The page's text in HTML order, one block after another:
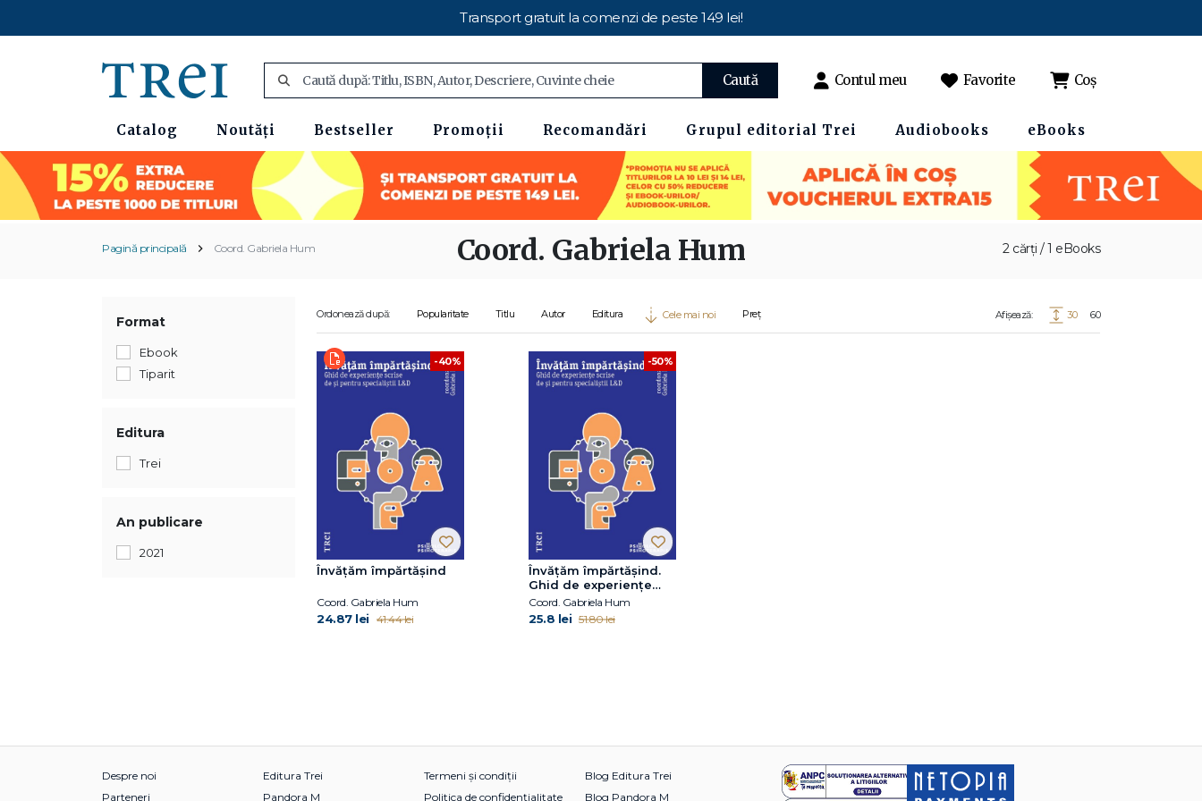
Transport gratuit la comenzi de peste 149 lei!
Caută Contul meu Favorite Coș
Catalog Noutăți Bestseller Promoții Recomandări Grupul editorial Trei Audiobooks eBooks
Pagină principală Coord. Gabriela Hum 2 cărți / 1 eBooks
Coord. Gabriela Hum
Format
Ebook
Tiparit
Editura
Trei
An publicare
2021
Ordonează după: Popularitate Titlu Autor Editura Cele mai noi Preț Afișează: 30 60
-40%
Învățăm împărtășind
Coord. Gabriela Hum
24.87 lei 41.44 lei
-50%
Învățăm împărtășind.
Ghid de experiențe
scrise de și pentru
specialiștii L&D
Coord. Gabriela Hum
25.8 lei 51.80 lei
Despre noi
Parteneri
Editura Trei
Pandora M
Termeni și condiții
Politica de confidențialitate
Blog Editura Trei
Blog Pandora M